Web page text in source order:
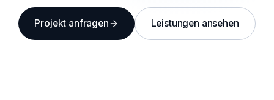
Projekt anfragen Leistungen ansehen